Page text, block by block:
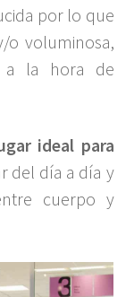
por lo que
o voluminosa,
a la hora de
ideal para
del día a día y
cuerpo y